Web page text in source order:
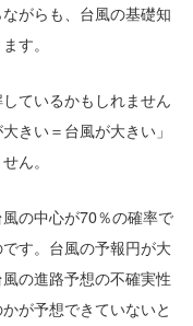
がらも、台風の基礎知
す。
ているかもしれません
きい＝台風が大きい」
ん。
の中心が70％の確率で
す。台風の予報円が大
の進路予想の不確実性
が予想できていないと